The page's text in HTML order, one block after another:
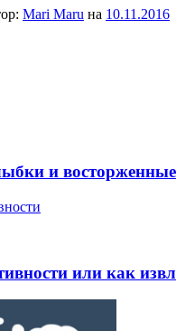
Mari Maru на 10.11.2016
и
или как